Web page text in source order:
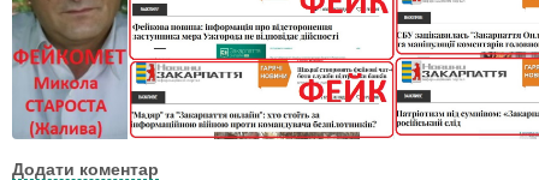
Додати коментар